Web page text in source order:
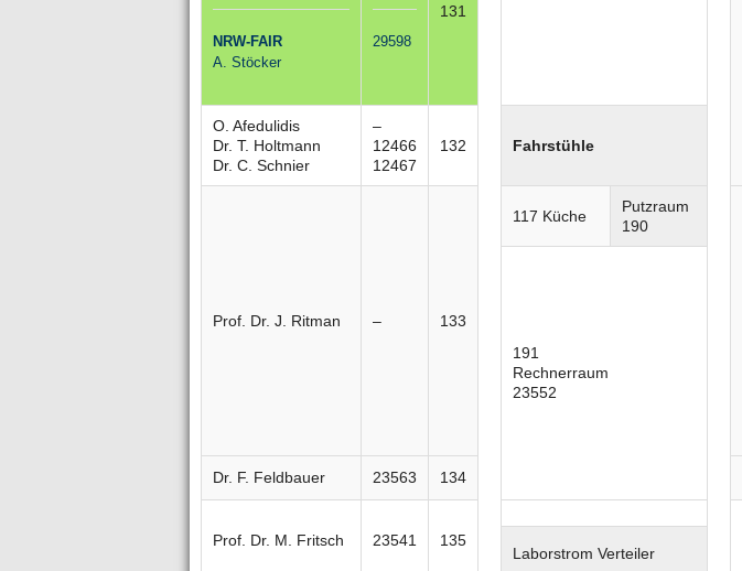
NRW-FAIR
A. Stöcker
29598
131
O. Afedulidis
Dr. T. Holtmann
Dr. C. Schnier
–
12466
12467
132 Fahrstühle
Prof. Dr. J. Ritman – 133
117 Küche
Putzraum
190
191
Rechnerraum
23552
Dr. F. Feldbauer 23563 134
Prof. Dr. M. Fritsch 23541 135
Laborstrom Verteiler